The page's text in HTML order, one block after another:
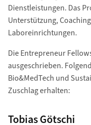
Dienstleistungen. Das
Unterstützung,
Laboreinrichtungen.
Die Entrepreneur
ausgeschrieben.
Bio&MedTech und
Zuschlag erhalten:
Tobias Götschi